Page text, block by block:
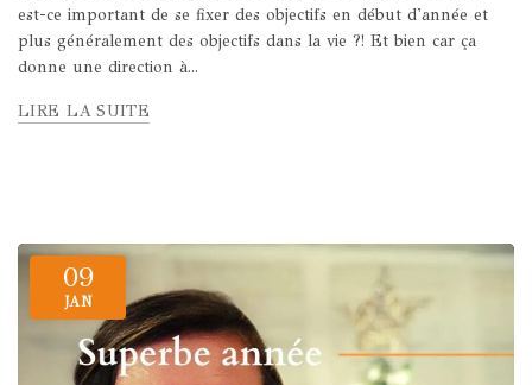
est-ce important de se fixer des objectifs en début d'année et
plus généralement des objectifs dans la vie ?! Et bien car ça
donne une direction à...
LIRE LA SUITE
09
JAN